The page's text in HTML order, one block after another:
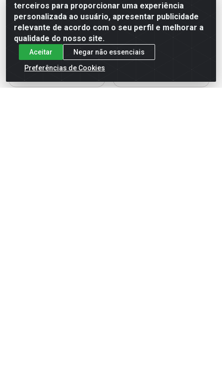
Código: 121270
Embalagem: UN
Faça seu login ou
cadastre-se para
ver preços e
comprar
Código: 121898
Embalagem: UN
Faça seu login ou
cadastre-se para
ver preços e
terceiros para proporcionar uma experiência
personalizada ao usuário, apresentar publicidade
relevante de acordo com o seu perfil e melhorar a
qualidade do nosso site.
Aceitar
Negar não essenciais
Preferências de Cookies